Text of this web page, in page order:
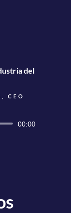
del
CEO
00:00